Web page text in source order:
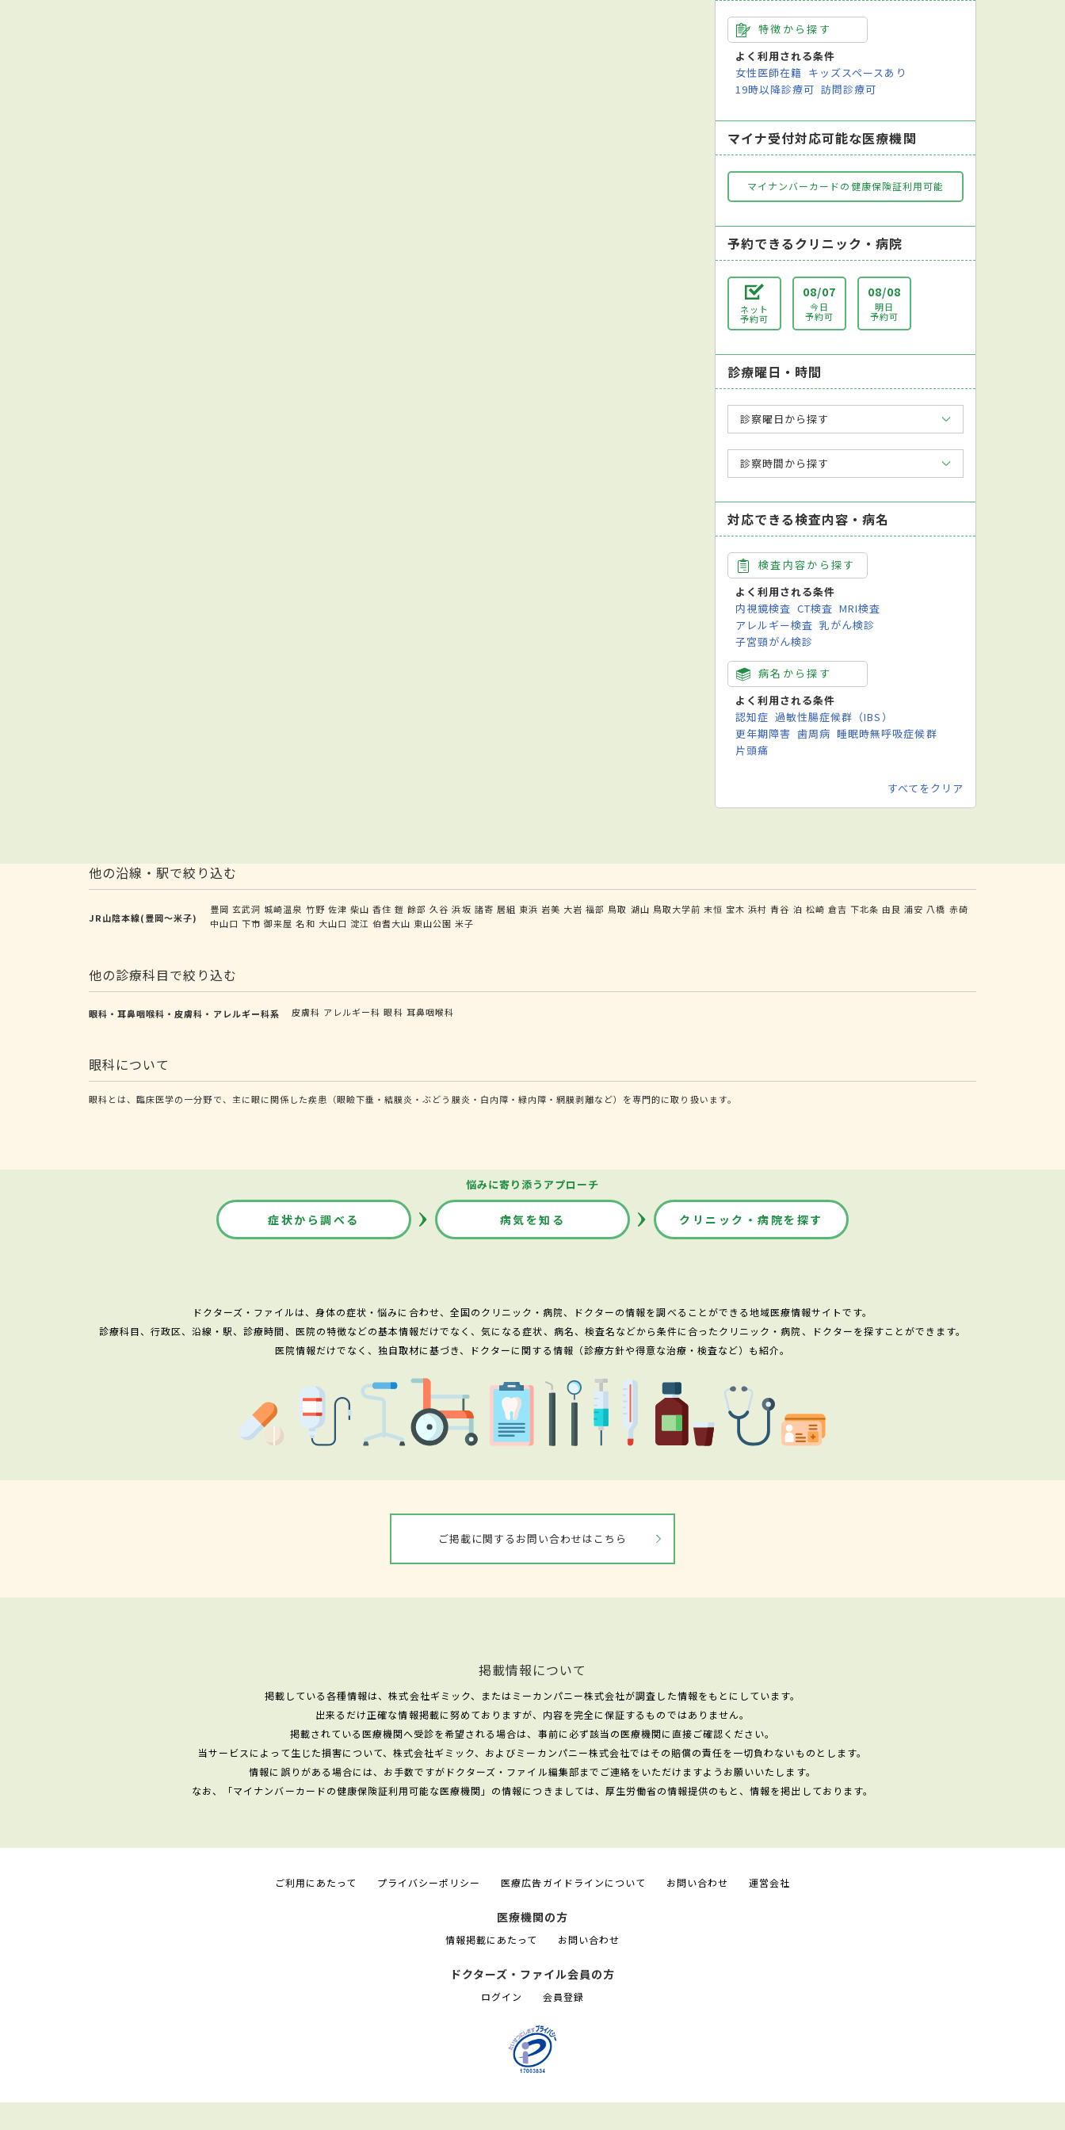
特徴から探す
よく利用される条件
女性医師在籍 キッズスペースあり
19時以降診療可 訪問診療可
マイナ受付対応可能な医療機関
マイナンバーカードの健康保険証利用可能
予約できるクリニック・病院
ネット
予約可
08/07
今日
予約可
08/08
明日
予約可
診療曜日・時間
診察曜日から探す
診察時間から探す
対応できる検査内容・病名
検査内容から探す
よく利用される条件
内視鏡検査 CT検査 MRI検査
アレルギー検査 乳がん検診
子宮頸がん検診
病名から探す
よく利用される条件
認知症 過敏性腸症候群（IBS）
更年期障害 歯周病 睡眠時無呼吸症候群
片頭痛
すべてをクリア
他の沿線・駅で絞り込む
JR山陰本線(豊岡～米子)
豊岡 玄武洞 城崎温泉 竹野 佐津 柴山 香住 鎧 餘部 久谷 浜坂 諸寄 居組 東浜 岩美 大岩 福部 鳥取 湖山 鳥取大学前 末恒 宝木 浜村 青谷 泊 松崎 倉吉 下北条 由良 浦安 八橋 赤碕
中山口 下市 御来屋 名和 大山口 淀江 伯耆大山 東山公園 米子
他の診療科目で絞り込む
眼科・耳鼻咽喉科・皮膚科・アレルギー科系 皮膚科 アレルギー科 眼科 耳鼻咽喉科
眼科について
眼科とは、臨床医学の一分野で、主に眼に関係した疾患（眼瞼下垂・結膜炎・ぶどう膜炎・白内障・緑内障・網膜剥離など）を専門的に取り扱います。
悩みに寄り添うアプローチ
症状から調べる 病気を知る クリニック・病院を探す
ドクターズ・ファイルは、身体の症状・悩みに合わせ、全国のクリニック・病院、ドクターの情報を調べることができる地域医療情報サイトです。
診療科目、行政区、沿線・駅、診療時間、医院の特徴などの基本情報だけでなく、気になる症状、病名、検査名などから条件に合ったクリニック・病院、ドクターを探すことができます。
医院情報だけでなく、独自取材に基づき、ドクターに関する情報（診療方針や得意な治療・検査など）も紹介。
ご掲載に関するお問い合わせはこちら
掲載情報について
掲載している各種情報は、株式会社ギミック、またはミーカンパニー株式会社が調査した情報をもとにしています。
出来るだけ正確な情報掲載に努めておりますが、内容を完全に保証するものではありません。
掲載されている医療機関へ受診を希望される場合は、事前に必ず該当の医療機関に直接ご確認ください。
当サービスによって生じた損害について、株式会社ギミック、およびミーカンパニー株式会社ではその賠償の責任を一切負わないものとします。
情報に誤りがある場合には、お手数ですがドクターズ・ファイル編集部までご連絡をいただけますようお願いいたします。
なお、「マイナンバーカードの健康保険証利用可能な医療機関」の情報につきましては、厚生労働省の情報提供のもと、情報を掲出しております。
ご利用にあたって プライバシーポリシー 医療広告ガイドラインについて お問い合わせ 運営会社
医療機関の方
情報掲載にあたって お問い合わせ
ドクターズ・ファイル会員の方
ログイン 会員登録